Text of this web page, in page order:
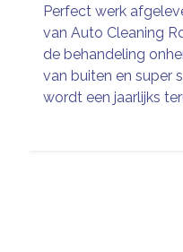
Perfect werk
van Auto Cleaning
de behandeling
van buiten en super
wordt een jaarlijks